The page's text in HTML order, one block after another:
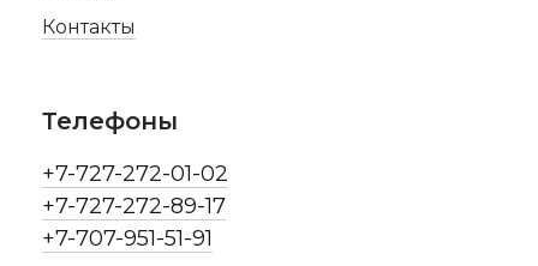
Телефоны
+7-727-272-01-02
+7-727-272-89-17
+7-707-951-51-91
Контакты